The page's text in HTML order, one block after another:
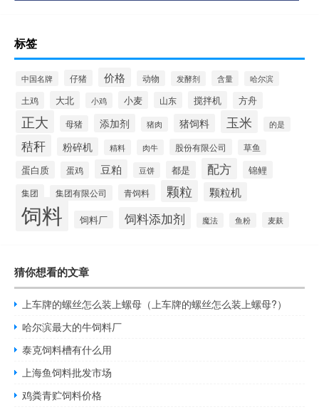
标签
中国名牌 仔猪 价格 动物 发酵剂 含量 哈尔滨
土鸡 大北 小鸡 小麦 山东 搅拌机 方舟
正大 母猪 添加剂 猪肉 猪饲料 玉米 的是
秸秆 粉碎机 精料 肉牛 股份有限公司 草鱼
蛋白质 蛋鸡 豆粕 豆饼 都是 配方 锦鲤
集团 集团有限公司 青饲料 颗粒 颗粒机
饲料 饲料厂 饲料添加剂 魔法 鱼粉 麦麸
猜你想看的文章
上车牌的螺丝怎么装上螺母（上车牌的螺丝怎么装上螺母?）
哈尔滨最大的牛饲料厂
泰克饲料槽有什么用
上海鱼饲料批发市场
鸡粪青贮饲料价格